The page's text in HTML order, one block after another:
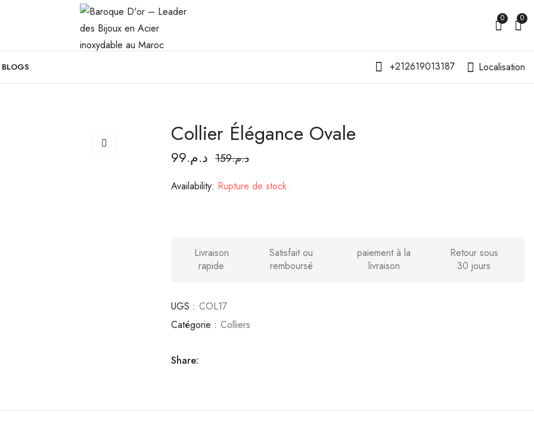
0 0
BLOGS +212619013187 Localisation
Collier Élégance Ovale
د.م.99 د.م.159
Availability: Rupture de stock.
Livraison
rapide
Satisfait ou
remboursé
paiement à la
livraison
Retour sous
30 jours
UGS : COL17
Catégorie : Colliers
Share: